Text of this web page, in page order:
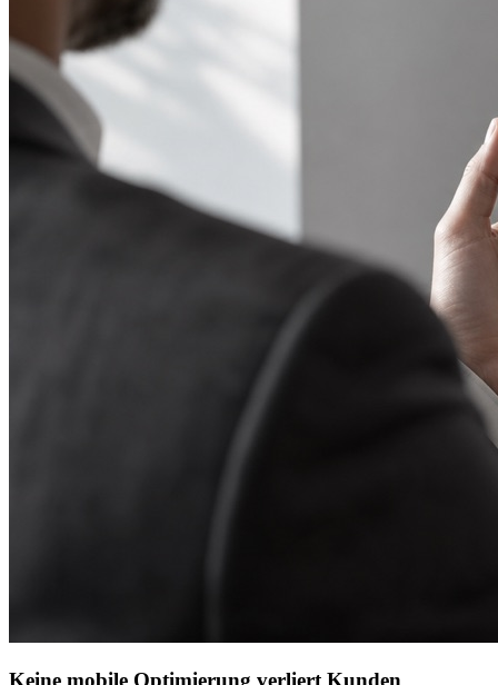
Keine mobile Optimierung verliert Kunden